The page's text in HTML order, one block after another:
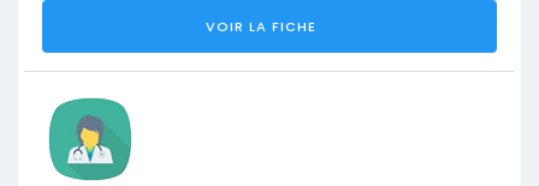
VOIR LA FICHE